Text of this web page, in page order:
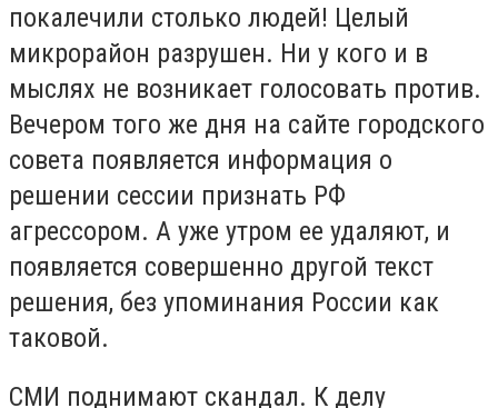
покалечили столько людей! Целый
микрорайон разрушен. Ни у кого и в
мыслях не возникает голосовать против.
Вечером того же дня на сайте городского
совета появляется информация о
решении сессии признать РФ
агрессором. А уже утром ее удаляют, и
появляется совершенно другой текст
решения, без упоминания России как
таковой.
СМИ поднимают скандал. К делу